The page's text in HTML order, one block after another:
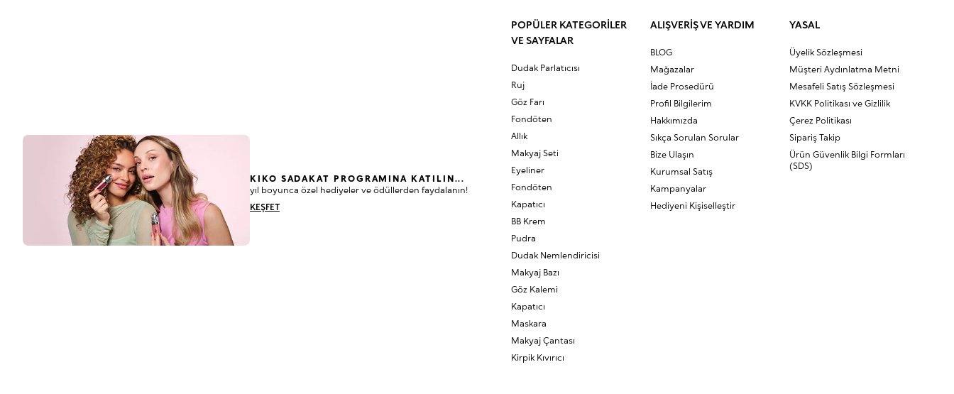
KIKO SADAKAT PROGRAMINA KATILIN...
yıl boyunca özel hediyeler ve ödüllerden faydalanın!
KEŞFET
POPÜLER KATEGORİLER
VE SAYFALAR
Dudak Parlatıcısı
Ruj
Göz Farı
Fondöten
Allık
Makyaj Seti
Eyeliner
Fondöten
Kapatıcı
BB Krem
Pudra
Dudak Nemlendiricisi
Makyaj Bazı
Göz Kalemi
Kapatıcı
Maskara
Makyaj Çantası
Kirpik Kıvırıcı
ALIŞVERİŞ VE YARDIM
BLOG
Mağazalar
İade Prosedürü
Profil Bilgilerim
Hakkımızda
Sıkça Sorulan Sorular
Bize Ulaşın
Kurumsal Satış
Kampanyalar
Hediyeni Kişiselleştir
YASAL
Üyelik Sözleşmesi
Müşteri Aydınlatma Metni
Mesafeli Satış Sözleşmesi
KVKK Politikası ve Gizlilik
Çerez Politikası
Sipariş Takip
Ürün Güvenlik Bilgi Formları
(SDS)